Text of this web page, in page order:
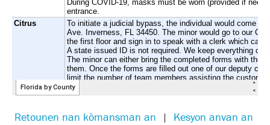
Retounen nan kòmansman an | Kesyon anvan an